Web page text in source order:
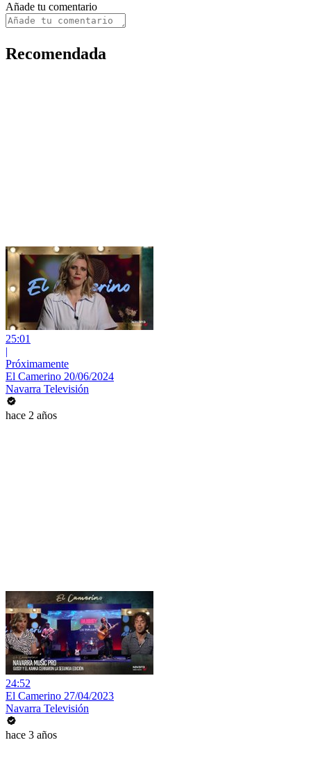
Añade tu comentario
Recomendada
25:01
|
Próximamente
El Camerino 20/06/2024
Navarra Televisión
hace 2 años
24:52
El Camerino 27/04/2023
Navarra Televisión
hace 3 años